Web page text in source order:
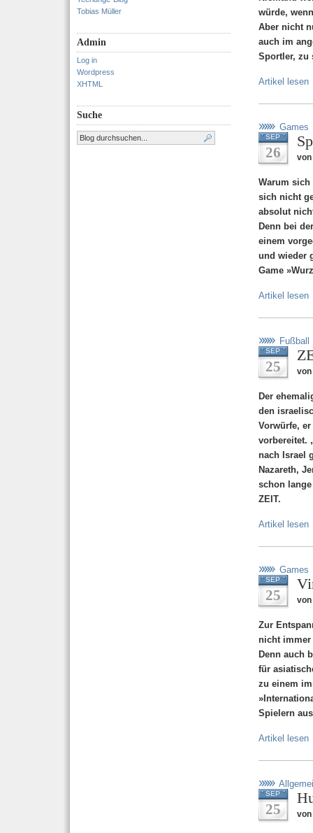
Tobias Müller
Admin
Log in
Wordpress
XHTML
Suche
würde,
Aber nicht
auch im
Sportler, zu
Artikel lesen
Games
SEP
26 von
Warum sich
sich nicht
absolut
Denn bei
einem
und wieder
Game
Artikel lesen
Fußball
SEP
25 von
Der
den
Vorwürfe,
vorbereitet.
nach Israel
Nazareth,
schon
ZEIT.
Artikel lesen
Games
SEP
25
Zur
nicht
Denn auch
für
zu einem
Spielern
Artikel lesen
SEP
25 von